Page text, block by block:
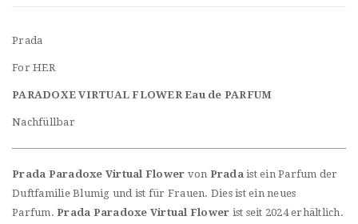
Prada
For HER
PARADOXE VIRTUAL FLOWER Eau de PARFUM
Nachfüllbar
Prada Paradoxe Virtual Flower von Prada ist ein Parfum der
Duftfamilie Blumig und ist für Frauen. Dies ist ein neues
Parfum. Prada Paradoxe Virtual Flower ist seit 2024 erhältlich.